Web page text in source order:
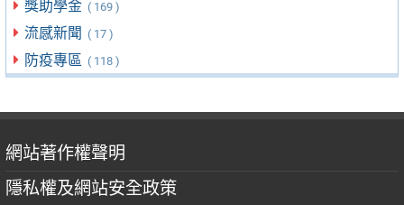
獎助學金 ( 169 )
流感新聞 ( 17 )
防疫專區 ( 118 )
網站著作權聲明
隱私權及網站安全政策